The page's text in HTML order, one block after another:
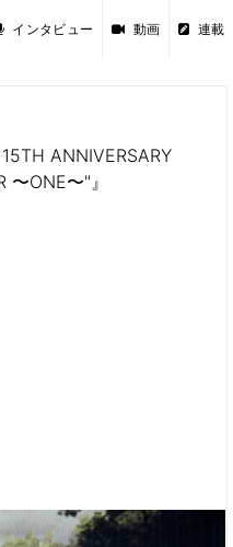
インタビュー 動画 連載
ANNIVERSARY
〜ONE〜"』